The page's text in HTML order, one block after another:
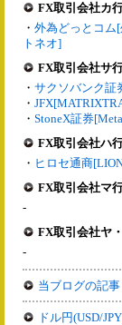
FX取引会社カ
・ 外為どっとコム
トネオ]
FX取引会社サ
・ サクソバンク証
・
・ StoneX証券
FX取引会社ハ
・ ヒロセ通商
FX取引会社マ
-
FX取引会社ヤ
-
当ブログの記事
ドル円(USD/